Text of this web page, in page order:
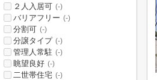
２人入居可 (-)
バリアフリー (-)
分割可 (-)
分譲タイプ (-)
管理人常駐 (-)
眺望良好 (-)
二世帯住宅 (-)